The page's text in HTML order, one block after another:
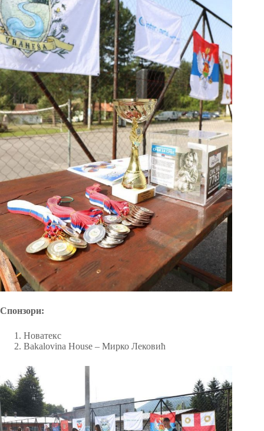
Спонзори:
Новатекс
Bakalovina House – Мирко Лековић